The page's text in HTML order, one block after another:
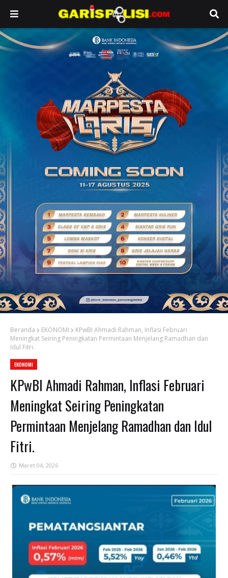
Beranda EKONOMI
KPwBI Ahmadi Rahman, Inflasi Februari
Meningkat Seiring Peningkatan Permintaan Menjelang Ramadhan dan
Idul Fitri.
EKONOMI
KPwBI Ahmadi Rahman, Inflasi Februari
Meningkat Seiring Peningkatan
Permintaan Menjelang Ramadhan dan Idul
Fitri.
Maret 04, 2026